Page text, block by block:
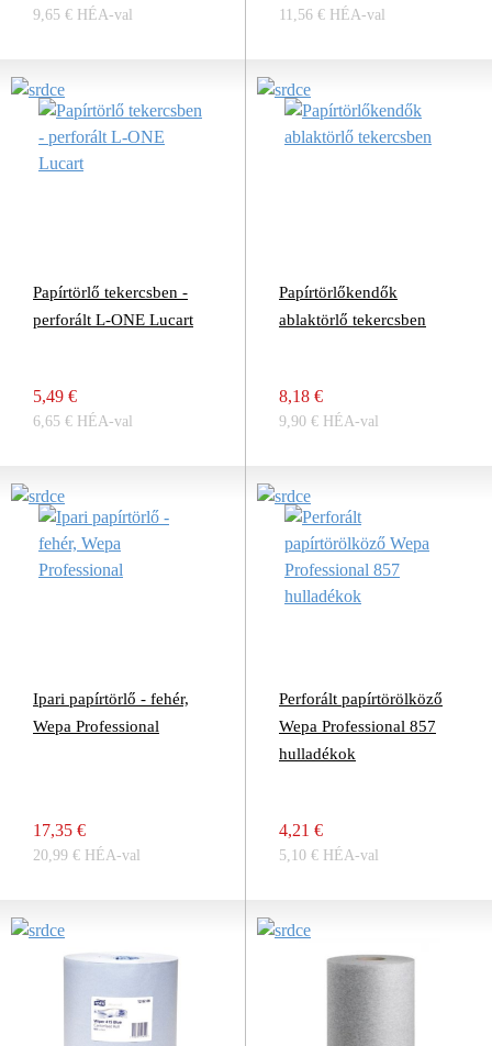
9,65 € HÉA-val 11,56 € HÉA-val
Papírtörlő tekercsben -
perforált L-ONE Lucart
5,49 €
6,65 € HÉA-val
Papírtörlőkendők
ablaktörlő tekercsben
8,18 €
9,90 € HÉA-val
Ipari papírtörlő - fehér,
Wepa Professional
17,35 €
20,99 € HÉA-val
Perforált papírtörölköző
Wepa Professional 857
hulladékok
4,21 €
5,10 € HÉA-val